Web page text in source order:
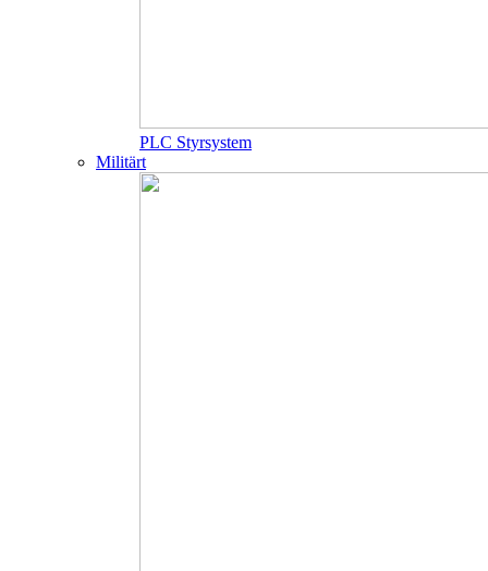
PLC Styrsystem
Militärt